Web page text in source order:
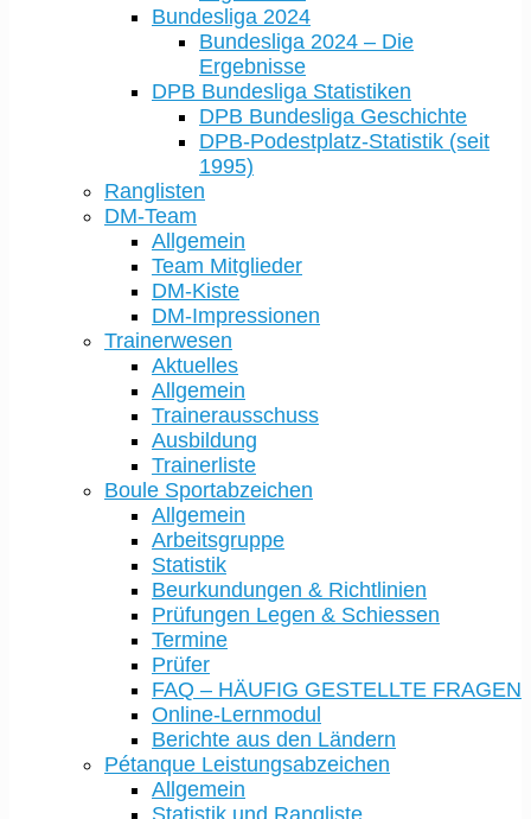
Bundesliga 2024
Bundesliga 2024 – Die
Ergebnisse
DPB Bundesliga Statistiken
DPB Bundesliga Geschichte
DPB-Podestplatz-Statistik (seit
1995)
Ranglisten
DM-Team
Allgemein
Team Mitglieder
DM-Kiste
DM-Impressionen
Trainerwesen
Aktuelles
Allgemein
Trainerausschuss
Ausbildung
Trainerliste
Boule Sportabzeichen
Allgemein
Arbeitsgruppe
Statistik
Beurkundungen & Richtlinien
Prüfungen Legen & Schiessen
Termine
Prüfer
FAQ – HÄUFIG GESTELLTE FRAGEN
Online-Lernmodul
Berichte aus den Ländern
Pétanque Leistungsabzeichen
Allgemein